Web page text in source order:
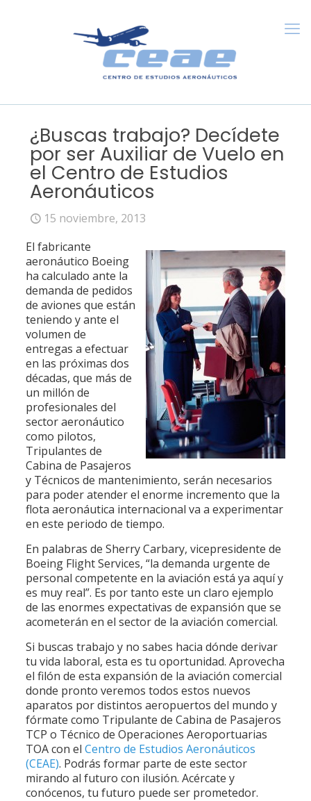
¿Buscas trabajo? Decídete
por ser Auxiliar de Vuelo en
el Centro de Estudios
Aeronáuticos
15 noviembre, 2013
El fabricante
aeronáutico Boeing
ha calculado ante la
demanda de pedidos
de aviones que están
teniendo y ante el
volumen de
entregas a efectuar
en las próximas dos
décadas, que más de
un millón de
profesionales del
sector aeronáutico
como pilotos,
Tripulantes de
Cabina de Pasajeros
y Técnicos de mantenimiento, serán necesarios
para poder atender el enorme incremento que la
flota aeronáutica internacional va a experimentar
en este periodo de tiempo.
En palabras de Sherry Carbary, vicepresidente de
Boeing Flight Services, “la demanda urgente de
personal competente en la aviación está ya aquí y
es muy real”. Es por tanto este un claro ejemplo
de las enormes expectativas de expansión que se
acometerán en el sector de la aviación comercial.
Si buscas trabajo y no sabes hacia dónde derivar
tu vida laboral, esta es tu oportunidad. Aprovecha
el filón de esta expansión de la aviación comercial
donde pronto veremos todos estos nuevos
aparatos por distintos aeropuertos del mundo y
fórmate como Tripulante de Cabina de Pasajeros
TCP o Técnico de Operaciones Aeroportuarias
TOA con el Centro de Estudios Aeronáuticos
(CEAE). Podrás formar parte de este sector
mirando al futuro con ilusión. Acércate y
conócenos, tu futuro puede ser prometedor.